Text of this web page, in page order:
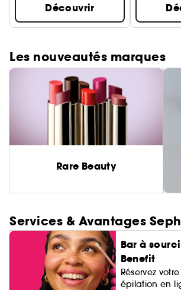
Découvrir
Les nouveautés marques
Rare Beauty
Services & Avantages
Bar à
Benefit
Réservez votre
épilation en